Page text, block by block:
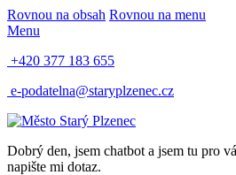
Rovnou na obsah Rovnou na menu
Menu
+420 377 183 655
e-podatelna@staryplzenec.cz
Dobrý den, jsem chatbot a jsem tu pro
napište mi dotaz.